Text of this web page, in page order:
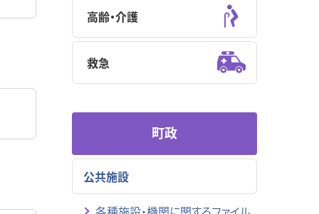
高齢・介護
救急
町政
公共施設